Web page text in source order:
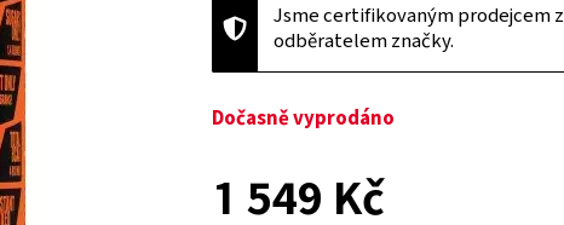
Jsme certifikovaným prodejcem
odběratelem značky.
Dočasně vyprodáno
1 549 Kč